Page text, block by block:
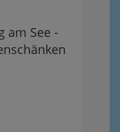
am See -